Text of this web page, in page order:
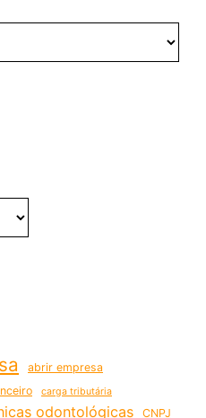
abrir empresa
carga tributária
odontológicas CNPJ